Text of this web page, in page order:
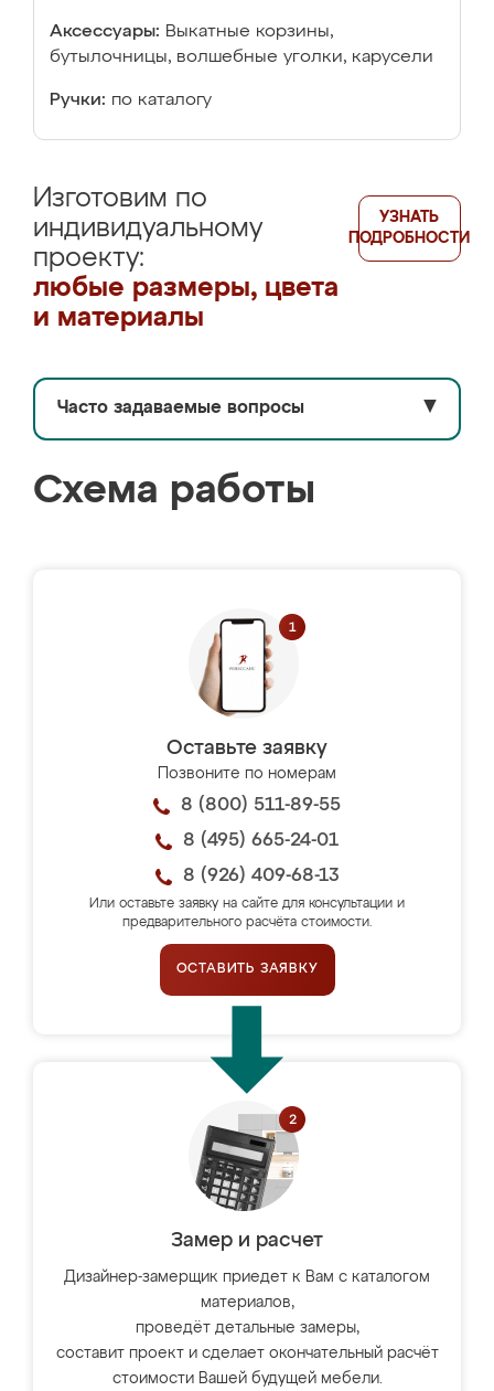
Аксессуары: Выкатные корзины,
бутылочницы, волшебные уголки, карусели
Ручки: по каталогу
Изготовим по
индивидуальному
проекту:
любые размеры, цвета
и материалы
УЗНАТЬ
ПОДРОБНОСТИ
Часто задаваемые вопросы ▼
Схема работы
Оставьте заявку
Позвоните по номерам
8 (800) 511-89-55
8 (495) 665-24-01
8 (926) 409-68-13
Или оставьте заявку на сайте для консультации и
предварительного расчёта стоимости.
ОСТАВИТЬ ЗАЯВКУ
Замер и расчет
Дизайнер-замерщик приедет к Вам с каталогом
материалов,
проведёт детальные замеры,
составит проект и сделает окончательный расчёт
стоимости Вашей будущей мебели.